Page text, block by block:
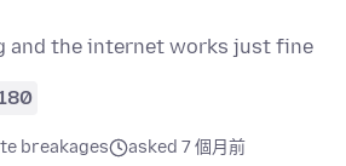
and the internet works just fine
breakages
asked 7 個月前